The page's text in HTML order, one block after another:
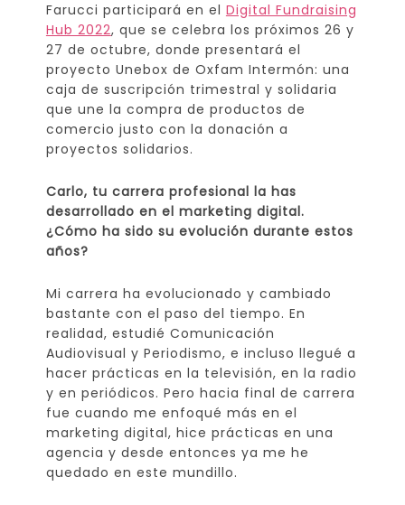
Farucci participará en el Digital Fundraising
Hub 2022, que se celebra los próximos 26 y
27 de octubre, donde presentará el
proyecto Unebox de Oxfam Intermón: una
caja de suscripción trimestral y solidaria
que une la compra de productos de
comercio justo con la donación a
proyectos solidarios.
Carlo, tu carrera profesional la has
desarrollado en el marketing digital.
¿Cómo ha sido su evolución durante estos
años?
Mi carrera ha evolucionado y cambiado
bastante con el paso del tiempo. En
realidad, estudié Comunicación
Audiovisual y Periodismo, e incluso llegué a
hacer prácticas en la televisión, en la radio
y en periódicos. Pero hacia final de carrera
fue cuando me enfoqué más en el
marketing digital, hice prácticas en una
agencia y desde entonces ya me he
quedado en este mundillo.